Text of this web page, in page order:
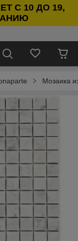
С 10 ДО 19,
Мозаика